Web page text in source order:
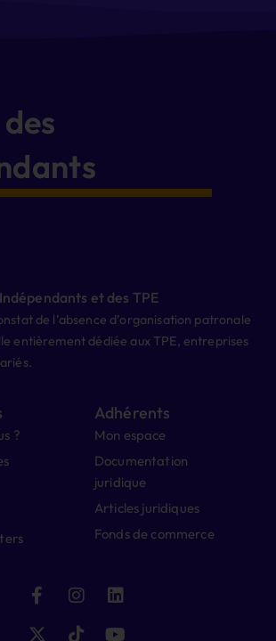
et des TPE
de l’absence d’organisation patronale
entièrement dédiée aux TPE, entreprises
?
Adhérents
Mon espace
Documentation
juridique
Articles juridiques
Fonds de commerce